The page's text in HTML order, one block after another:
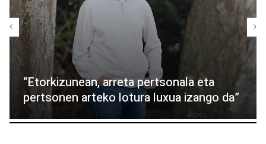
“Etorkizunean, arreta pertsonala eta
pertsonen arteko lotura luxua izango da”